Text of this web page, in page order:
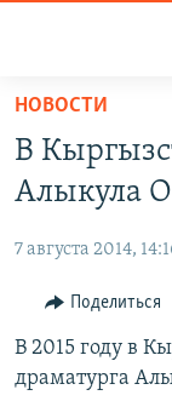
Вернуться
основному
содержанию
навигации
Вернутся
КАЗАХСТАН
УЗБЕКИСТАН
ТАДЖИКИСТАН
НОВОСТИ
ВОЙНА В
НА ДРУГИХ
ҚАЗАҚША
КЫРГЫЗЧА
ЎЗБЕКЧА
НОВОСТИ
В
Алыкула
7 августа 2014,
Поделиться
В 2015 году в
драматурга